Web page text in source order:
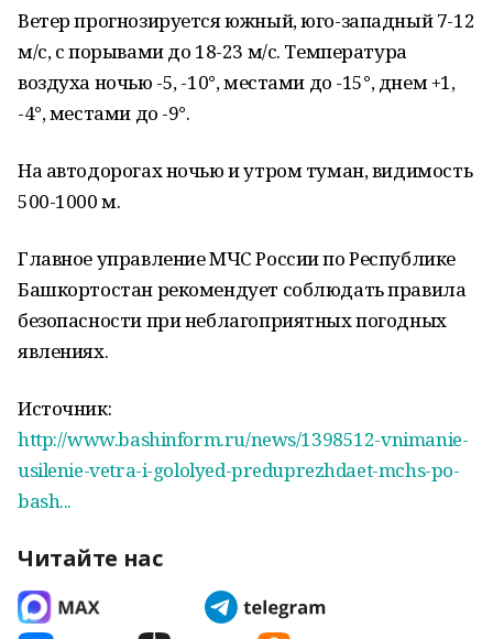
Ветер прогнозируется южный, юго-западный 7-12
м/с, с порывами до 18-23 м/с. Температура
воздуха ночью -5, -10°, местами до -15°, днем +1,
-4°, местами до -9°.
На автодорогах ночью и утром туман, видимость
500-1000 м.
Главное управление МЧС России по Республике
Башкортостан рекомендует соблюдать правила
безопасности при неблагоприятных погодных
явлениях.
Источник:
http://www.bashinform.ru/news/1398512-vnimanie-
usilenie-vetra-i-gololyed-preduprezhdaet-mchs-po-
bash...
Читайте нас